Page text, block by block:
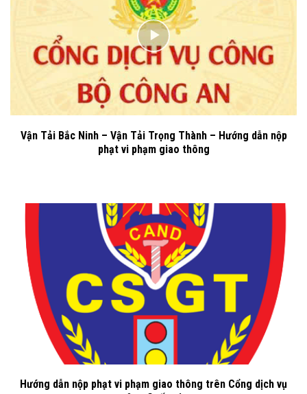
Vận Tải Bắc Ninh – Vận Tải Trọng Thành – Hướng dẫn nộp
phạt vi phạm giao thông
Hướng dẫn nộp phạt vi phạm giao thông trên Cổng dịch vụ